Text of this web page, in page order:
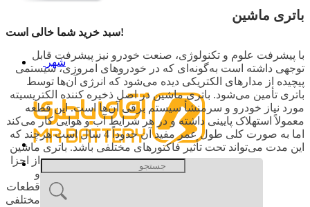
سبد خرید شما خالی است!
شهر
باتری ماشین
با پیشرفت علوم و تکنولوژی، صنعت خودرو نیز پیشرفت قابل
توجهی داشته است به‌گونه‌ای که در خودروهای امروزی، سیستمی
پیچیده از مدارهای الکتریکی دیده می‌‌شود که انرژی آن‌ها توسط
باتری تأمین می‌شود. باتری ماشین در اصل ذخیره کننده الکتریسیته
مورد نیاز خودرو و سرمنشأ سیستم برقی آن‌ها است. این قطعه
معمولاً استهلاک پایینی داشته و در هر شرایط آب و هوایی کار می‌کند
اما به صورت کلی طول عمر مفید آن حدوداً 4 سال است هرچند که
این مدت می‌تواند تحت تأثیر فاکتورهای مختلفی باشد. باتری ماشین
از اجزا
و
قطعات
مختلفی